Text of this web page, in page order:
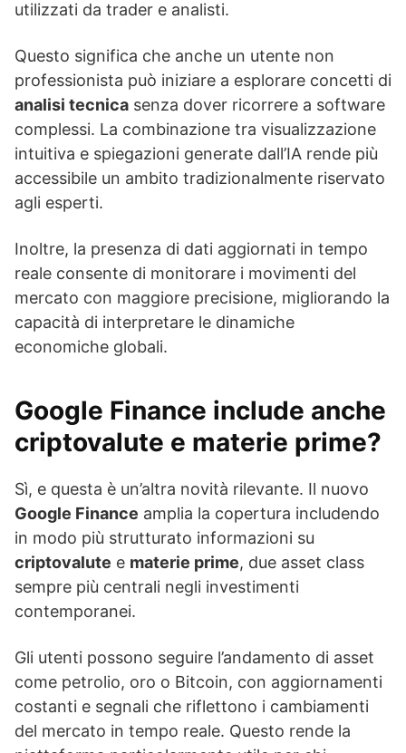
utilizzati da trader e analisti.
Questo significa che anche un utente non
professionista può iniziare a esplorare concetti di
analisi tecnica senza dover ricorrere a software
complessi. La combinazione tra visualizzazione
intuitiva e spiegazioni generate dall’IA rende più
accessibile un ambito tradizionalmente riservato
agli esperti.
Inoltre, la presenza di dati aggiornati in tempo
reale consente di monitorare i movimenti del
mercato con maggiore precisione, migliorando la
capacità di interpretare le dinamiche
economiche globali.
Google Finance include anche
criptovalute e materie prime?
Sì, e questa è un’altra novità rilevante. Il nuovo
Google Finance amplia la copertura includendo
in modo più strutturato informazioni su
criptovalute e materie prime, due asset class
sempre più centrali negli investimenti
contemporanei.
Gli utenti possono seguire l’andamento di asset
come petrolio, oro o Bitcoin, con aggiornamenti
costanti e segnali che riflettono i cambiamenti
del mercato in tempo reale. Questo rende la